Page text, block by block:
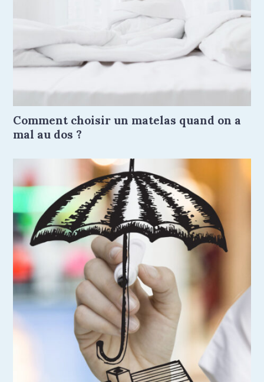
Comment choisir un matelas quand on a
mal au dos ?